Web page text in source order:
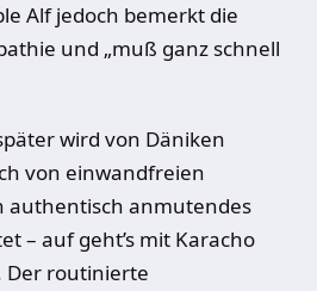
Alf jedoch bemerkt die
und „muß ganz schnell
wird von Däniken
von einwandfreien
authentisch anmutendes
– auf geht’s mit Karacho
Der routinierte